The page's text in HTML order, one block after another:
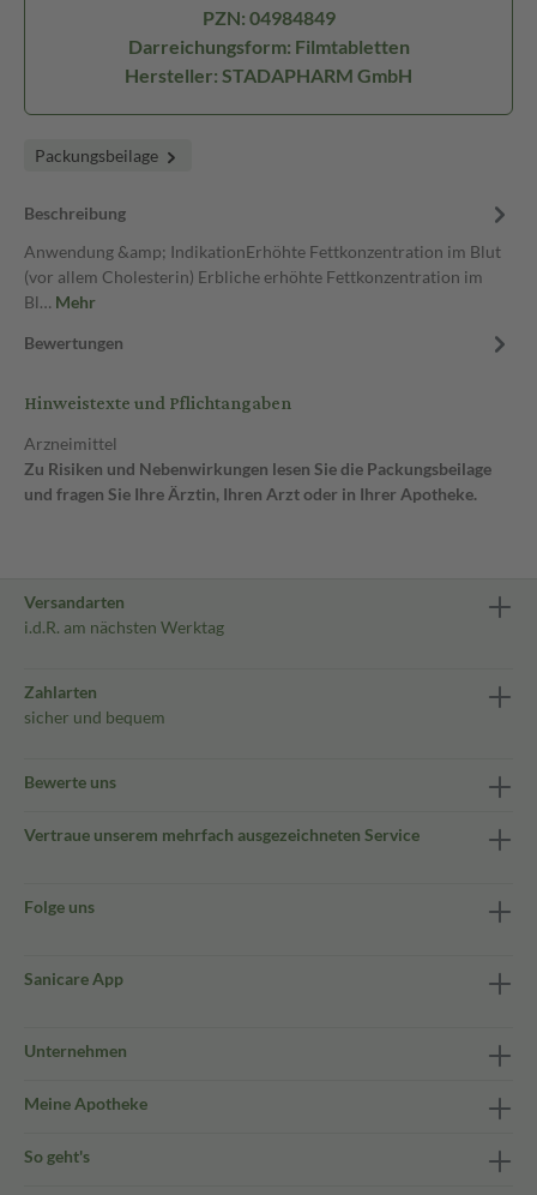
PZN: 04984849
Darreichungsform: Filmtabletten
Hersteller: STADAPHARM GmbH
Packungsbeilage
Beschreibung
Anwendung &amp; IndikationErhöhte Fettkonzentration im Blut
(vor allem Cholesterin) Erbliche erhöhte Fettkonzentration im
Bl… Mehr
Bewertungen
Hinweistexte und Pflichtangaben
Arzneimittel
Zu Risiken und Nebenwirkungen lesen Sie die Packungsbeilage
und fragen Sie Ihre Ärztin, Ihren Arzt oder in Ihrer Apotheke.
Versandarten
i.d.R. am nächsten Werktag
Zahlarten
sicher und bequem
Bewerte uns
Vertraue unserem mehrfach ausgezeichneten Service
Folge uns
Sanicare App
Unternehmen
Meine Apotheke
So geht's